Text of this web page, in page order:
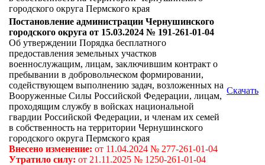
городского округа Пермского края
Постановление администрации Чернушинского
городского округа от 15.03.2024 № 191-261-01-04
Об утверждении Порядка бесплатного
предоставления земельных участков
военнослужащим, лицам, заключившим контракт о
пребывании в добровольческом формировании,
содействующем выполнению задач, возложенных на
Вооруженные Силы Российской Федерации, лицам,
проходящим службу в войсках национальной
гвардии Российской Федерации, и членам их семей
в собственность на территории Чернушинского
городского округа Пермского края
Внесено изменение: от 11.04.2024 № 277-261-01-04
Утратило силу: от 21.11.2025 № 1250-261-01-04
Скачать